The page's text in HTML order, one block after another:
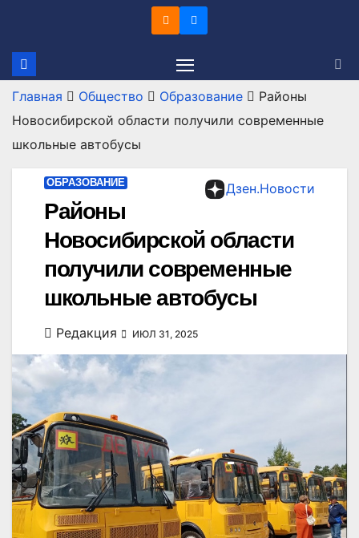
содержимому
Главная Общество Образование
Районы
Новосибирской области получили современные
школьные автобусы
Дзен.Новости
ОБРАЗОВАНИЕ
Районы
Новосибирской области
получили современные
школьные автобусы
Редакция ИЮЛ 31, 2025